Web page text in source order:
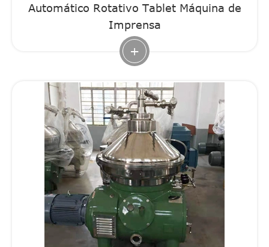
Automático Rotativo Tablet Máquina de
Imprensa
+